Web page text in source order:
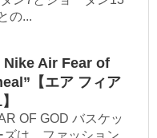
の...
Nike Air Fear of
【エア フィア
OF GOD バスケッ
ズは、ファッション